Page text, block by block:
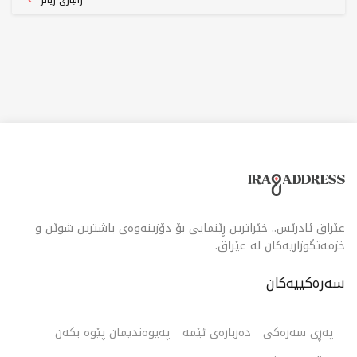
عێراق ئادرێس.. خێراترین ڕێنمایی بۆ دۆزینەوەی باشترین شوێن و
خزمەتگوزاریەکان لە عێراق.
سەرەکییەکان
پەڕی سەرەکی دەربارەی ئێمە
پەیوەندیمان پێوە بکەن